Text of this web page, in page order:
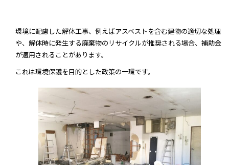
環境に配慮した解体工事、例えばアスベストを含む建物の適切な処理
や、解体時に発生する廃棄物のリサイクルが推奨される場合、補助金
が適用されることがあります。
これは環境保護を目的とした政策の一環です。